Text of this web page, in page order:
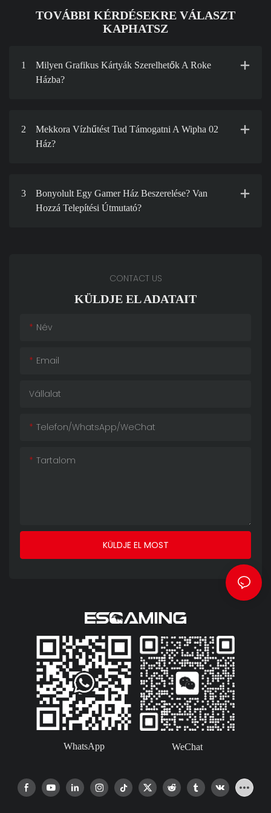
TOVÁBBI KÉRDÉSEKRE VÁLASZT
KAPHATSZ
1
Milyen Grafikus Kártyák Szerelhetők A Roke
Házba?
2
Mekkora Vízhűtést Tud Támogatni A Wipha 02
Ház?
3
Bonyolult Egy Gamer Ház Beszerelése? Van
Hozzá Telepítési Útmutató?
CONTACT US
KÜLDJE EL ADATAIT
Név
Email
Vállalat
Telefon/WhatsApp/WeChat
Tartalom
KÜLDJE EL MOST
WhatsApp WeChat